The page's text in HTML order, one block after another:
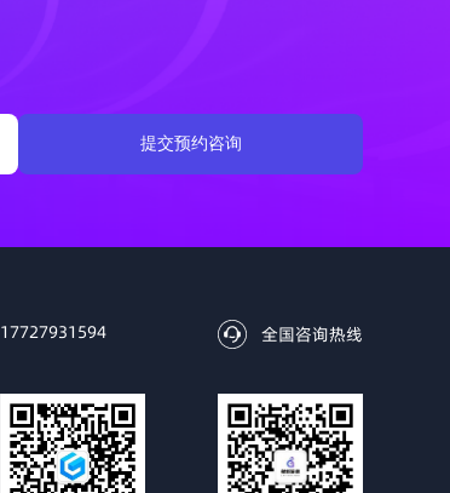
提交预约咨询
全国咨询热线
17727931594